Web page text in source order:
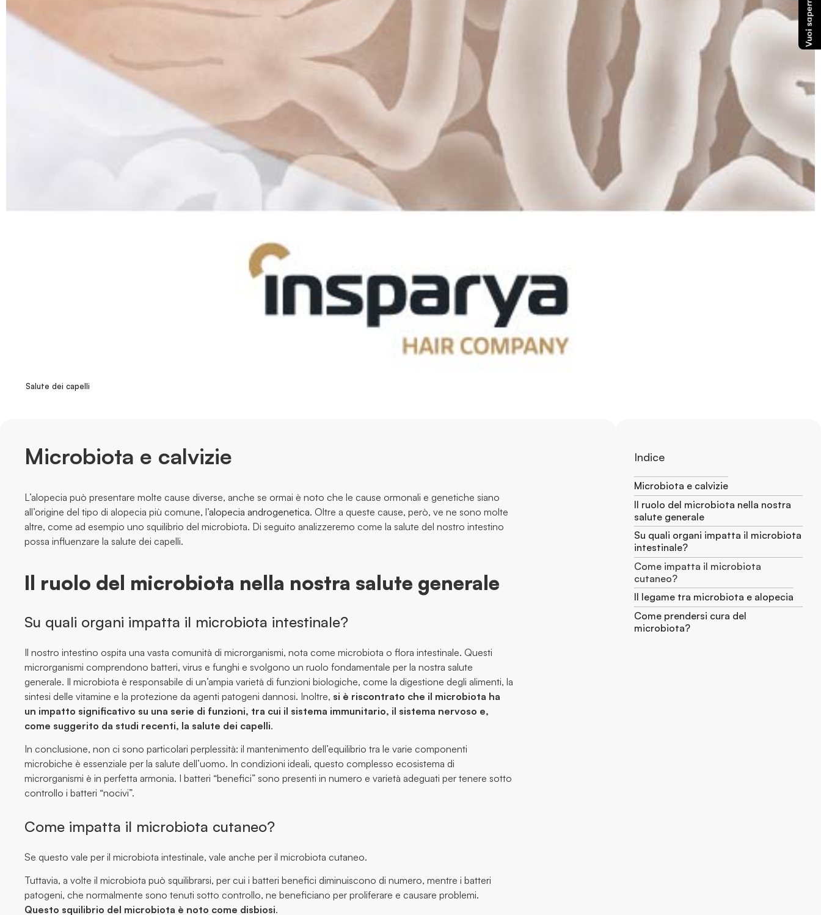
Salute dei capelli
Microbiota e calvizie
L’alopecia può presentare molte cause diverse, anche se ormai è noto che le cause ormonali e genetiche siano
all’origine del tipo di alopecia più comune, l’alopecia androgenetica. Oltre a queste cause, però, ve ne sono molte
altre, come ad esempio uno squilibrio del microbiota. Di seguito analizzeremo come la salute del nostro intestino
possa influenzare la salute dei capelli.
Il ruolo del microbiota nella nostra salute generale
Su quali organi impatta il microbiota intestinale?
Il nostro intestino ospita una vasta comunità di microrganismi, nota come microbiota o flora intestinale. Questi
microrganismi comprendono batteri, virus e funghi e svolgono un ruolo fondamentale per la nostra salute
generale. Il microbiota è responsabile di un’ampia varietà di funzioni biologiche, come la digestione degli alimenti, la
sintesi delle vitamine e la protezione da agenti patogeni dannosi. Inoltre, si è riscontrato che il microbiota ha
un impatto significativo su una serie di funzioni, tra cui il sistema immunitario, il sistema nervoso e,
come suggerito da studi recenti, la salute dei capelli.
In conclusione, non ci sono particolari perplessità: il mantenimento dell’equilibrio tra le varie componenti
microbiche è essenziale per la salute dell’uomo. In condizioni ideali, questo complesso ecosistema di
microrganismi è in perfetta armonia. I batteri “benefici” sono presenti in numero e varietà adeguati per tenere sotto
controllo i batteri “nocivi”.
Come impatta il microbiota cutaneo?
Se questo vale per il microbiota intestinale, vale anche per il microbiota cutaneo.
Tuttavia, a volte il microbiota può squilibrarsi, per cui i batteri benefici diminuiscono di numero, mentre i batteri
patogeni, che normalmente sono tenuti sotto controllo, ne beneficiano per proliferare e causare problemi.
Questo squilibrio del microbiota è noto come disbiosi.
Indice
Microbiota e calvizie
Il ruolo del microbiota nella nostra
salute generale
Su quali organi impatta il microbiota
intestinale?
Come impatta il microbiota
cutaneo?
Il legame tra microbiota e alopecia
Come prendersi cura del
microbiota?